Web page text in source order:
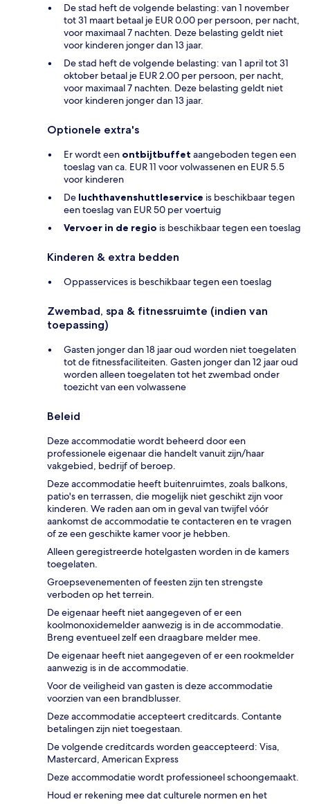
De stad heft de volgende belasting: van 1 november
tot 31 maart betaal je EUR 0.00 per persoon, per nacht,
voor maximaal 7 nachten. Deze belasting geldt niet
voor kinderen jonger dan 13 jaar.
De stad heft de volgende belasting: van 1 april tot 31
oktober betaal je EUR 2.00 per persoon, per nacht,
voor maximaal 7 nachten. Deze belasting geldt niet
voor kinderen jonger dan 13 jaar.
Optionele extra's
Er wordt een ontbijtbuffet aangeboden tegen een
toeslag van ca. EUR 11 voor volwassenen en EUR 5.5
voor kinderen
De luchthavenshuttleservice is beschikbaar tegen
een toeslag van EUR 50 per voertuig
Vervoer in de regio is beschikbaar tegen een toeslag
Kinderen & extra bedden
Oppasservices is beschikbaar tegen een toeslag
Zwembad, spa & fitnessruimte (indien van
toepassing)
Gasten jonger dan 18 jaar oud worden niet toegelaten
tot de fitnessfaciliteiten. Gasten jonger dan 12 jaar oud
worden alleen toegelaten tot het zwembad onder
toezicht van een volwassene
Beleid
Deze accommodatie wordt beheerd door een
professionele eigenaar die handelt vanuit zijn/haar
vakgebied, bedrijf of beroep.
Deze accommodatie heeft buitenruimtes, zoals balkons,
patio's en terrassen, die mogelijk niet geschikt zijn voor
kinderen. We raden aan om in geval van twijfel vóór
aankomst de accommodatie te contacteren en te vragen
of ze een geschikte kamer voor je hebben.
Alleen geregistreerde hotelgasten worden in de kamers
toegelaten.
Groepsevenementen of feesten zijn ten strengste
verboden op het terrein.
De eigenaar heeft niet aangegeven of er een
koolmonoxidemelder aanwezig is in de accommodatie.
Breng eventueel zelf een draagbare melder mee.
De eigenaar heeft niet aangegeven of er een rookmelder
aanwezig is in de accommodatie.
Voor de veiligheid van gasten is deze accommodatie
voorzien van een brandblusser.
Deze accommodatie accepteert creditcards. Contante
betalingen zijn niet toegestaan.
De volgende creditcards worden geaccepteerd: Visa,
Mastercard, American Express
Deze accommodatie wordt professioneel schoongemaakt.
Houd er rekening mee dat culturele normen en het